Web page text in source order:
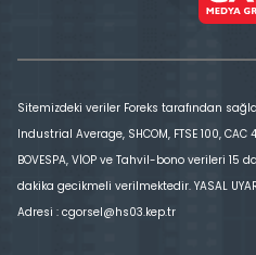
Sitemizdeki veriler Foreks tarafından
Industrial Average, SHCOM, FTSE 100, CAC
BOVESPA, VİOP ve Tahvil-bono verileri 15
dakika gecikmeli verilmektedir. YASAL
Adresi : cgorsel@hs03.kep.tr